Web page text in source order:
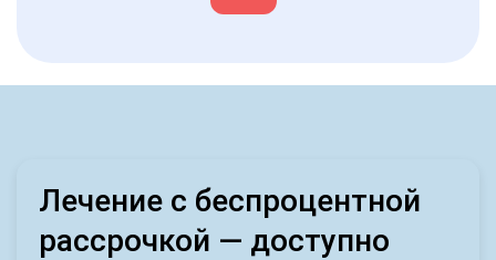
Лечение с беспроцентной
рассрочкой — доступно